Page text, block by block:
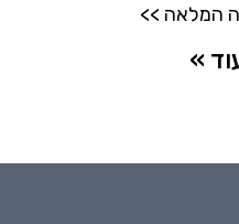
המלאה >>
»